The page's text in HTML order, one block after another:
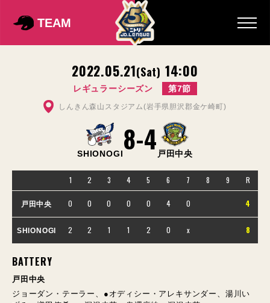
TEAM
2022.05.21(Sat) 14:00
レギュラーシーズン 第7節
しんきん森山スタジアム(岩手県胆沢郡金ケ崎町)
SHIONOGI8-4 戸田中央
1 2 3 4 5 6 7 8 9 R
戸田中央 0 0 0 0 0 4 0 4
SHIONOGI 2 2 1 1 2 0 x 8
BATTERY
戸田中央
ジョーダン・テーラー、●オディシー・アレキサンダー、湯川い